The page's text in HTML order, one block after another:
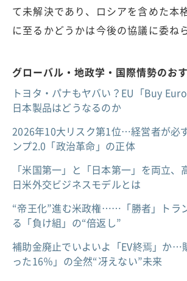
て未解決であり、ロシアを含めた本
に至るかどうかは今後の協議に委ね
グローバル・地政学・国際情勢のお
トヨタ・パナもヤバい？EU「Buy
日本製品はどうなるのか
2026年10大リスク第1位…経営者が必
ンプ2.0「政治革命」の正体
「米国第一」と「日本第一」を両立、
日米外交ビジネスモデルとは
“帝王化”進む米政権……「勝者」トラ
る「負け組」の“倍返し”
補助金廃止でいよいよ「EV終焉」か…
った16％」の全然“冴えない”未来